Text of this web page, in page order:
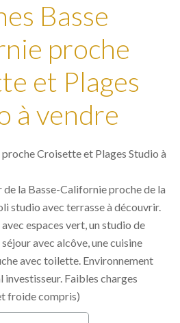
Basse
proche
et Plages
à vendre
Croisette et Plages Studio à
de la Basse-Californie proche de la
studio avec terrasse à découvrir.
espaces vert, un studio de
avec alcôve, une cuisine
avec toilette. Environnement
Faibles charges
froide compris)